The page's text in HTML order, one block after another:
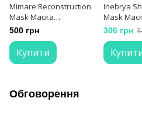
Mimare Reconstruction
Mask Маска
відновлююча 200 мл
500 грн
Купити
Inebrya
Mask
306 грн
Обговорення